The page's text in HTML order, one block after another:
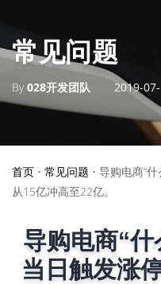
常见问题
By028开发团队 2019-
首页 • 常见问题 • 导购电商“
从15亿冲高至22亿。
导购电商“什
当日触发涨